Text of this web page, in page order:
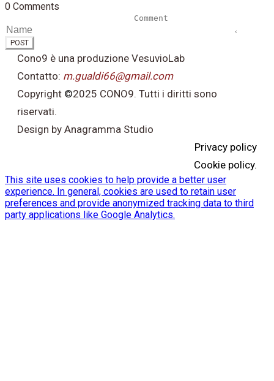
0 Comments
POST
Cono9 è una produzione VesuvioLab
Contatto: m.gualdi66@gmail.com
Copyright ©2025 CONO9. Tutti i diritti sono
riservati.
Design by Anagramma Studio
Privacy policy
Cookie policy.
This site uses cookies to help provide a better user
experience. In general, cookies are used to retain user
preferences and provide anonymized tracking data to third
party applications like Google Analytics.